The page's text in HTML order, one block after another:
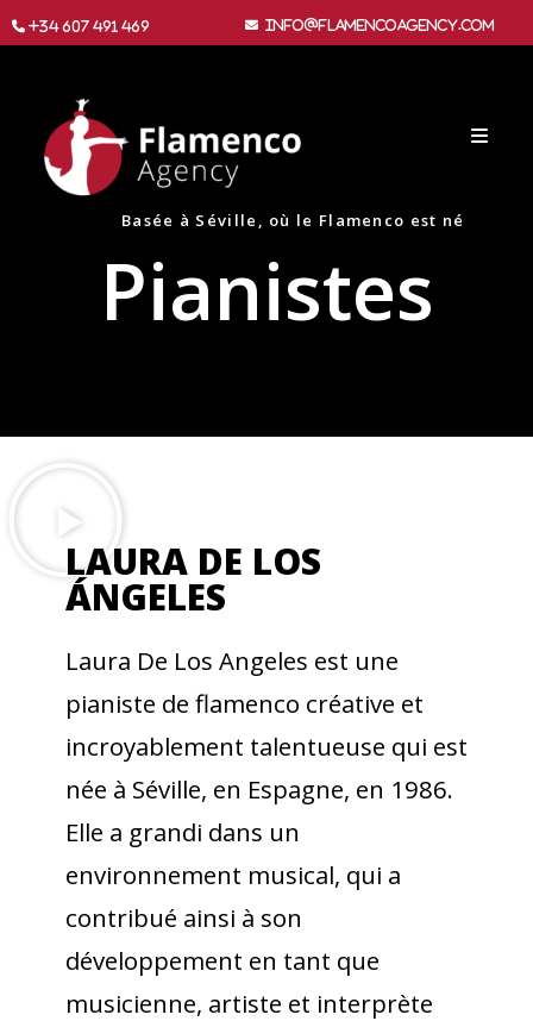
+34 607 491 469 info@flamencoagency.com
Basée à Séville, où le Flamenco est né
Pianistes​
LAURA DE LOS
ÁNGELES
Laura De Los Angeles est une
pianiste de flamenco créative et
incroyablement talentueuse qui est
née à Séville, en Espagne, en 1986.
Elle a grandi dans un
environnement musical, qui a
contribué ainsi à son
développement en tant que
musicienne, artiste et interprète